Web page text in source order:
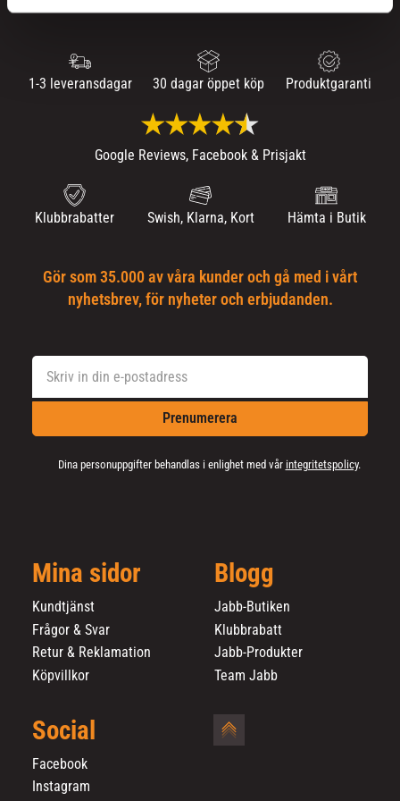
1-3 leveransdagar 30 dagar öppet köp Produktgaranti
Google Reviews, Facebook & Prisjakt
Klubbrabatter Swish, Klarna, Kort Hämta i Butik
Gör som 35.000 av våra kunder och gå med i vårt
nyhetsbrev, för nyheter och erbjudanden.
Prenumerera
Dina personuppgifter behandlas i enlighet med vår integritetspolicy.
Mina sidor
Kundtjänst
Frågor & Svar
Retur & Reklamation
Köpvillkor
Blogg
Jabb-Butiken
Klubbrabatt
Jabb-Produkter
Team Jabb
Social
Facebook
Instagram